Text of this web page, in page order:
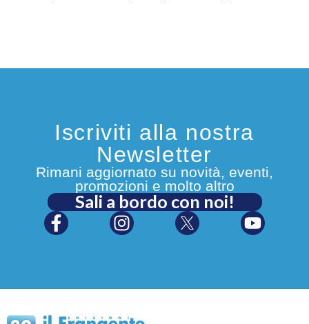
Iscriviti alla nostra
Newsletter
Rimani aggiornato su novità, eventi,
promozioni e molto altro
Sali a bordo con noi!